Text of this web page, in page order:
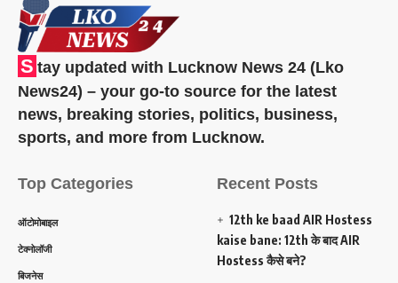
S tay updated with Lucknow News 24 (Lko
News24) – your go-to source for the latest
news, breaking stories, politics, business,
sports, and more from Lucknow.
Top Categories
ऑटोमोबाइल
टेक्नोलॉजी
बिजनेस
Recent Posts
12th ke baad AIR Hostess
kaise bane: 12th के बाद AIR
Hostess कैसे बने?